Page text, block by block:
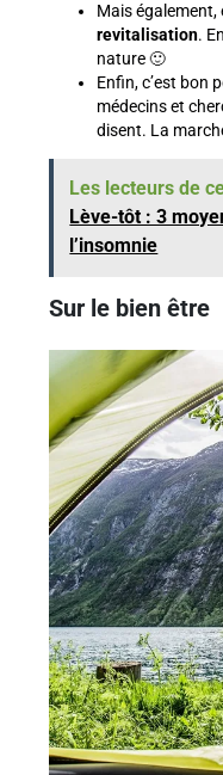
Mais
revitalisation.
nature 🙂
Enfin, c’est bon
médecins et
disent. La
Les lecteurs de
Lève-tôt : 3
l’insomnie
Sur le bien être